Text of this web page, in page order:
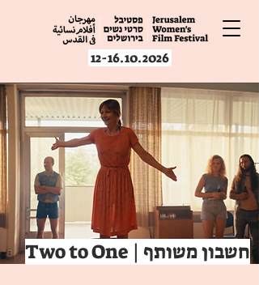
12-16.10.2026
Two to One | חשבון משותף